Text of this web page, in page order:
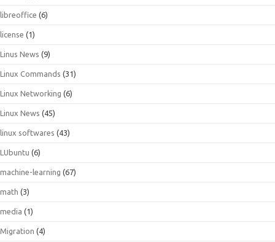
libreoffice (6)
license (1)
Linus News (9)
Linux Commands (31)
Linux Networking (6)
Linux News (45)
linux softwares (43)
LUbuntu (6)
machine-learning (67)
math (3)
media (1)
Migration (4)